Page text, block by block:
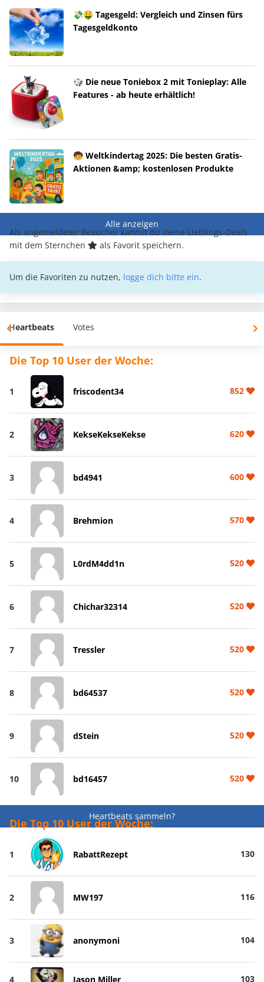
💸🤑 Tagesgeld: Vergleich und Zinsen fürs
Tagesgeldkonto
🎲 Die neue Toniebox 2 mit Tonieplay: Alle
Features - ab heute erhältlich!
🧒 Weltkindertag 2025: Die besten Gratis-
Aktionen &amp; kostenlosen Produkte
Alle anzeigen
Als angemeldeter Besucher kannst du deine Lieblings-Deals
mit dem Sternchen
als Favorit speichern.
Um die Favoriten zu nutzen, logge dich bitte ein.
Heartbeats Votes
Die Top 10 User der Woche:
1 friscodent34 852
2 KekseKekseKekse 620
3 bd4941 600
4 Brehmion 570
5 L0rdM4dd1n 520
6 Chichar32314 520
7 Tressler 520
8 bd64537 520
9 dStein 520
10 bd16457 520
Heartbeats sammeln?
Die Top 10 User der Woche:
1 RabattRezept 130
2 MW197 116
3 anonymoni 104
4 Jason Miller 103